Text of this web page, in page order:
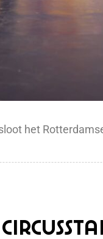
het